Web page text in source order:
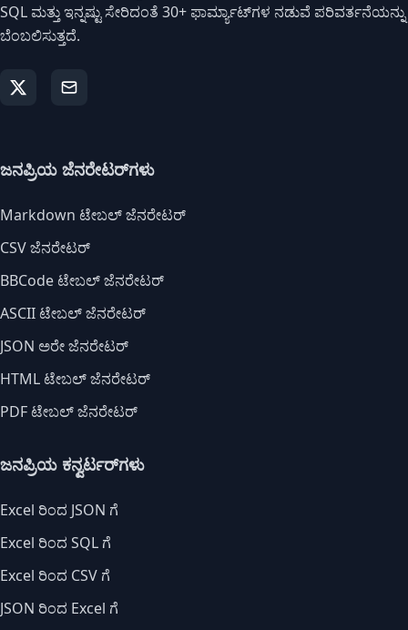
SQL ಮತ್ತು ಇನ್ನಷ್ಟು ಸೇರಿದಂತೆ 30+ ಫಾರ್ಮ್ಯಾಟ್‌ಗಳ ನಡುವೆ ಪರಿವರ್ತನೆಯನ್ನು
ಬೆಂಬಲಿಸುತ್ತದೆ.
ಜನಪ್ರಿಯ ಜೆನರೇಟರ್‌ಗಳು
Markdown ಟೇಬಲ್ ಜೆನರೇಟರ್
CSV ಜೆನರೇಟರ್
BBCode ಟೇಬಲ್ ಜೆನರೇಟರ್
ASCII ಟೇಬಲ್ ಜೆನರೇಟರ್
JSON ಅರೇ ಜೆನರೇಟರ್
HTML ಟೇಬಲ್ ಜೆನರೇಟರ್
PDF ಟೇಬಲ್ ಜೆನರೇಟರ್
ಜನಪ್ರಿಯ ಕನ್ವರ್ಟರ್‌ಗಳು
Excel ರಿಂದ JSON ಗೆ
Excel ರಿಂದ SQL ಗೆ
Excel ರಿಂದ CSV ಗೆ
JSON ರಿಂದ Excel ಗೆ